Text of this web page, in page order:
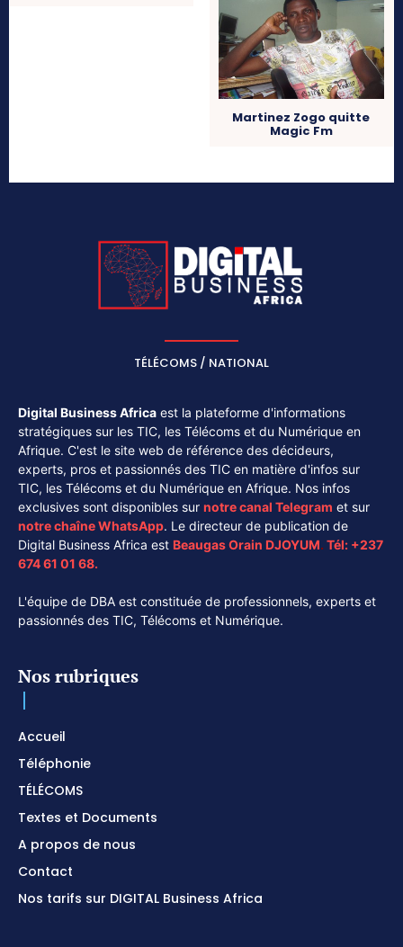
Martinez Zogo quitte
Magic Fm
TÉLÉCOMS / NATIONAL
Digital Business Africa est la plateforme d'informations
stratégiques sur les TIC, les Télécoms et du Numérique en
Afrique. C'est le site web de référence des décideurs,
experts, pros et passionnés des TIC en matière d'infos sur
TIC, les Télécoms et du Numérique en Afrique. Nos infos
exclusives sont disponibles sur notre canal Telegram et sur
notre chaîneWhatsApp. Le directeur de publication de
Digital Business Africa est Beaugas Orain DJOYUM. Tél: +237
674 61 01 68.
L'équipe de DBA est constituée de professionnels, experts et
passionnés des TIC, Télécoms et Numérique.
Nos rubriques
Accueil
Téléphonie
TÉLÉCOMS
Textes et Documents
A propos de nous
Contact
Nos tarifs sur DIGITAL Business Africa